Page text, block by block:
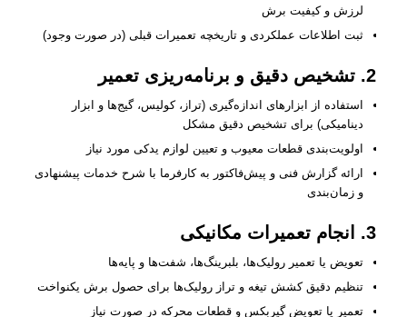
لرزش و کیفیت برش
ثبت اطلاعات عملکردی و تاریخچه تعمیرات قبلی (در صورت وجود)
2. تشخیص دقیق و برنامه‌ریزی تعمیر
استفاده از ابزارهای اندازه‌گیری (تراز، کولیس، گیج‌ها و ابزار
دینامیکی) برای تشخیص دقیق مشکل
اولویت‌بندی قطعات معیوب و تعیین لوازم یدکی مورد نیاز
ارائه گزارش فنی و پیش‌فاکتور به کارفرما با شرح خدمات پیشنهادی
و زمان‌بندی
3. انجام تعمیرات مکانیکی
تعویض یا تعمیر رولیک‌ها، بلبرینگ‌ها، شفت‌ها و پایه‌ها
تنظیم دقیق کشش تیغه و تراز رولیک‌ها برای حصول برش یکنواخت
تعمیر یا تعویض گیربکس و قطعات محرکه در صورت نیاز